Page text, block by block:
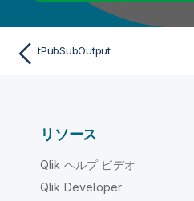
tPubSubOutput
リソース
Qlik ヘルプ ビデオ
Qlik Developer